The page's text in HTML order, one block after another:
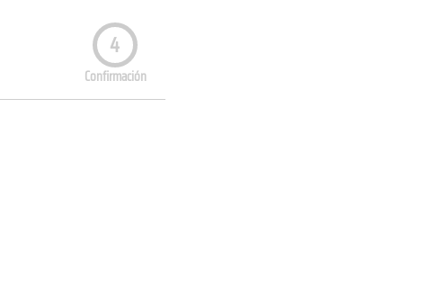
4
Confirmación